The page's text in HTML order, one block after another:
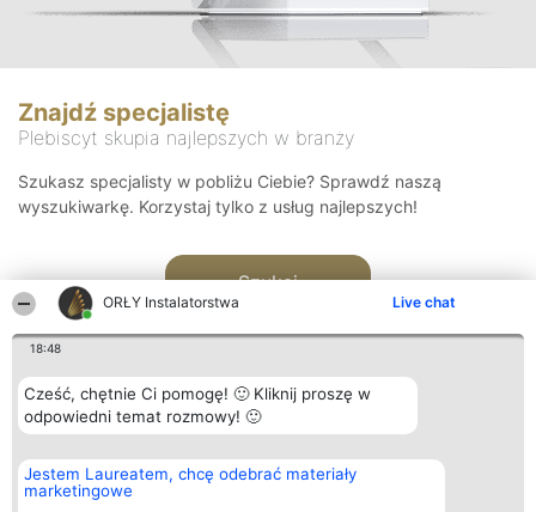
ORŁY Instalatorstwa Live chat
18:48
Cześć, chętnie Ci pomogę! 🙂 Kliknij proszę w
odpowiedni temat rozmowy! 🙂
Jestem Laureatem, chcę odebrać materiały
marketingowe
Znajdź specjalistę
Plebiscyt skupia najlepszych w branży
Szukasz specjalisty w pobliżu Ciebie? Sprawdź naszą
wyszukiwarkę. Korzystaj tylko z usług najlepszych!
Szukaj
Organizator plebiscytu
Bright Side Solutions sp. z o.
o. sp. k.
Plebiscyt
Laureaci
Kontakt
Kontakt